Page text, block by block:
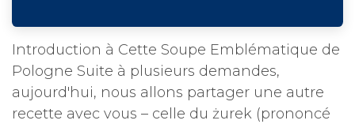
Introduction à Cette Soupe Emblématique de
Pologne Suite à plusieurs demandes,
aujourd'hui, nous allons partager une autre
recette avec vous – celle du żurek (prononcé